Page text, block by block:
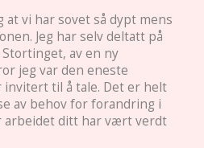
at vi har sovet så dypt mens
Jeg har selv deltatt på
av en ny
jeg var den eneste
invitert til å tale. Det er helt
av behov for forandring i
arbeidet ditt har vært verdt